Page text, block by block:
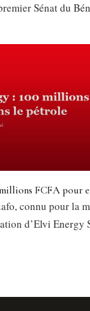
Sénat du
FCFA pour
connu pour la
d’Elvi Energy